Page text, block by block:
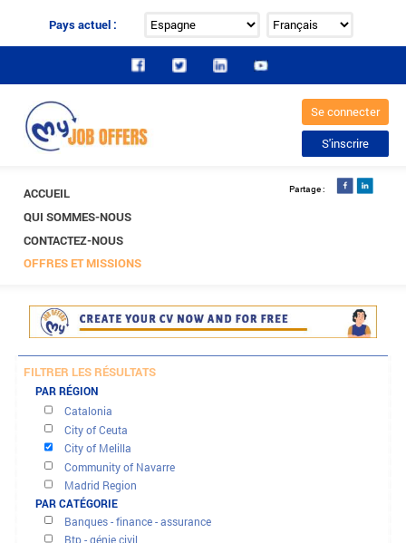
Pays actuel :
ACCUEIL
QUI SOMMES-NOUS
CONTACTEZ-NOUS
OFFRES ET MISSIONS
Andalusia
Aragón